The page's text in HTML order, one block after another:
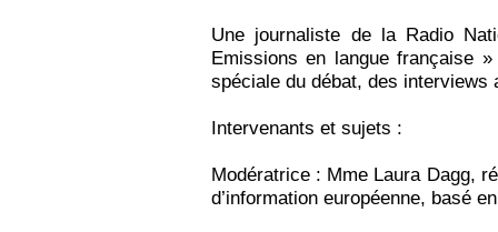
Une journaliste de la Radio
Emissions en langue française
spéciale du débat, des
Intervenants et sujets :
Modératrice : Mme Laura Dagg,
d’information européenne, basé